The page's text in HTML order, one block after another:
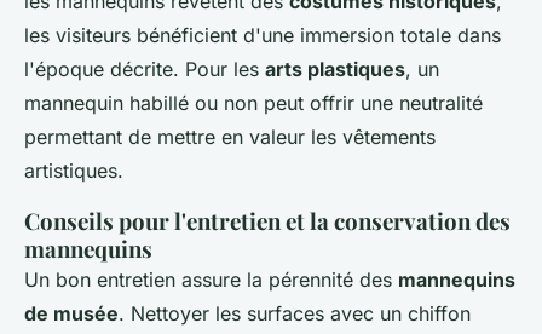
les visiteurs bénéficient d'une immersion totale dans
l'époque décrite. Pour les arts plastiques, un
mannequin habillé ou non peut offrir une neutralité
permettant de mettre en valeur les vêtements
artistiques.
Conseils pour l'entretien et la conservation des
mannequins
Un bon entretien assure la pérennité des mannequins
de musée. Nettoyer les surfaces avec un chiffon